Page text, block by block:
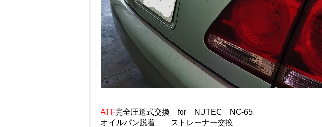
ATF完全圧送式交換 for NUTEC NC-65
オイルパン脱着 ストレーナー交換